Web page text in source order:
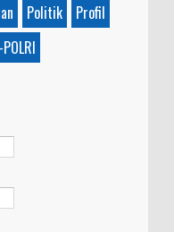
Politik
Profil